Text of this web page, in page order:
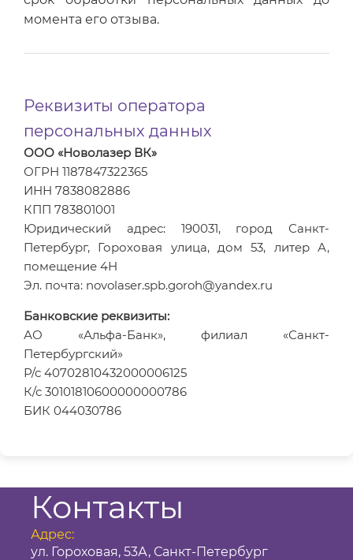
момента его отзыва.
Реквизиты оператора
персональных данных
ООО «Новолазер ВК»
ОГРН 1187847322365
ИНН 7838082886
КПП 783801001
Юридический адрес: 190031, город Санкт-
Петербург, Гороховая улица, дом 53, литер А,
помещение 4Н
Эл. почта: novolaser.spb.goroh@yandex.ru
Банковские реквизиты:
АО «Альфа-Банк», филиал «Санкт-
Петербургский»
Р/с 40702810432000006125
К/с 30101810600000000786
БИК 044030786
Контакты
Адрес:
ул. Гороховая, 53А, Санкт-Петербург